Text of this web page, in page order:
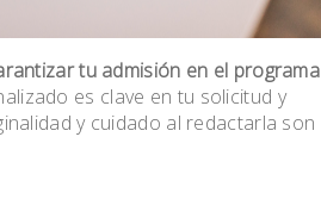
tu admisión en el programa
es clave en tu solicitud y
y cuidado al redactarla son